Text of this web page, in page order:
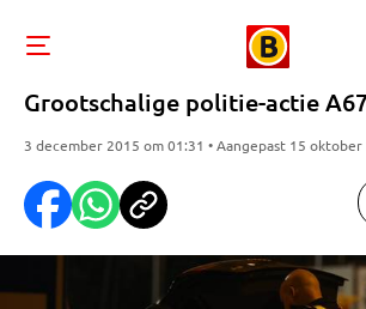
Grootschalige politie-actie
3 december 2015 om 01:31 • Aangepast 15